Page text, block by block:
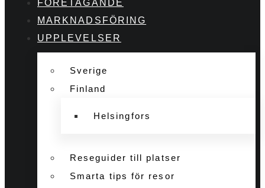
FÖRETAGANDE
MARKNADSFÖRING
UPPLEVELSER
Sverige
Finland
Helsingfors
Reseguider till platser
Smarta tips för resor